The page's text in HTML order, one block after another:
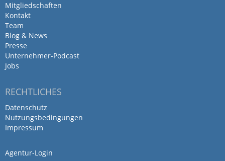
Mitgliedschaften
Kontakt
Team
Blog & News
Presse
Unternehmer-Podcast
Jobs
RECHTLICHES
Datenschutz
Nutzungsbedingungen
Impressum
Agentur-Login